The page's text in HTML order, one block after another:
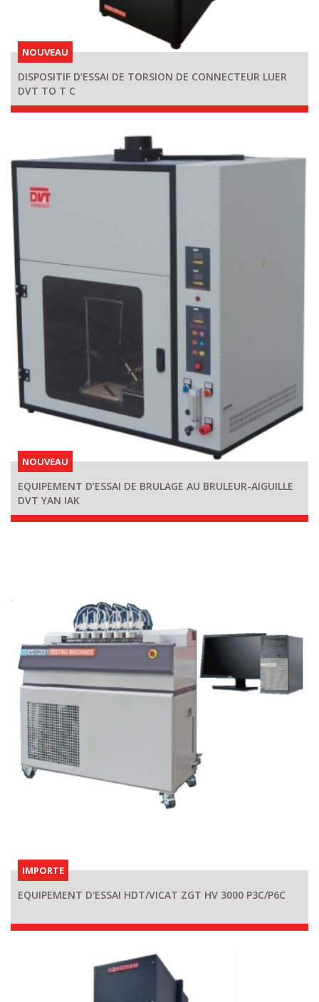
NOUVEAU
DISPOSITIF D’ESSAI DE TORSION DE CONNECTEUR LUER
DVT TO T C
NOUVEAU
EQUIPEMENT D’ESSAI DE BRULAGE AU BRULEUR-AIGUILLE
DVT YAN IAK
IMPORTE
EQUIPEMENT D'ESSAI HDT/VICAT ZGT HV 3000 P3C/P6C